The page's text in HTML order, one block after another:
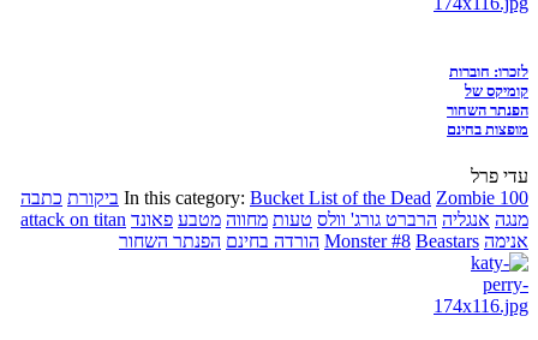
לזכרו: חוברות
קומיקס של
הפנתר השחור
מופצות בחינם
עדי פרל
In this category: Bucket List of the Dead Zombie 100 ביקורת כתבה
מנגה אנגליה הרברט גורג' וולס טעות מחווה מטבע פאונד attack on titan
אנימה
Monster #8 Beastars הורדה בחינם הפנתר השחור